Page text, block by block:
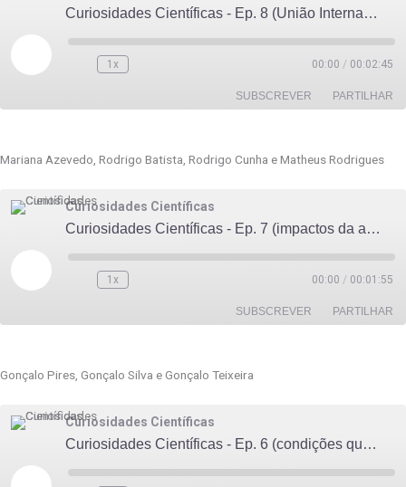
INCORPORAR Curiosidades Científicas - Ep. 8 (União Internacional de Química Pura e Aplicada (IUPAC))
Reproduzir
1x 00:00 / 00:02:45
SUBSCREVER PARTILHAR
FEED RSS
INCORPORAR
Mariana Azevedo, Rodrigo Batista, Rodrigo Cunha e Matheus Rodrigues
Curiosidades Científicas
Curiosidades Científicas - Ep. 7 (impactos da acidificação dos oceanos)
Reproduzir
1x 00:00 / 00:01:55
SUBSCREVER PARTILHAR
FEED RSS
INCORPORAR
Gonçalo Pires, Gonçalo Silva e Gonçalo Teixeira
Curiosidades Científicas
Curiosidades Científicas - Ep. 6 (condições que permitem a vida na Terra)
Reproduzir